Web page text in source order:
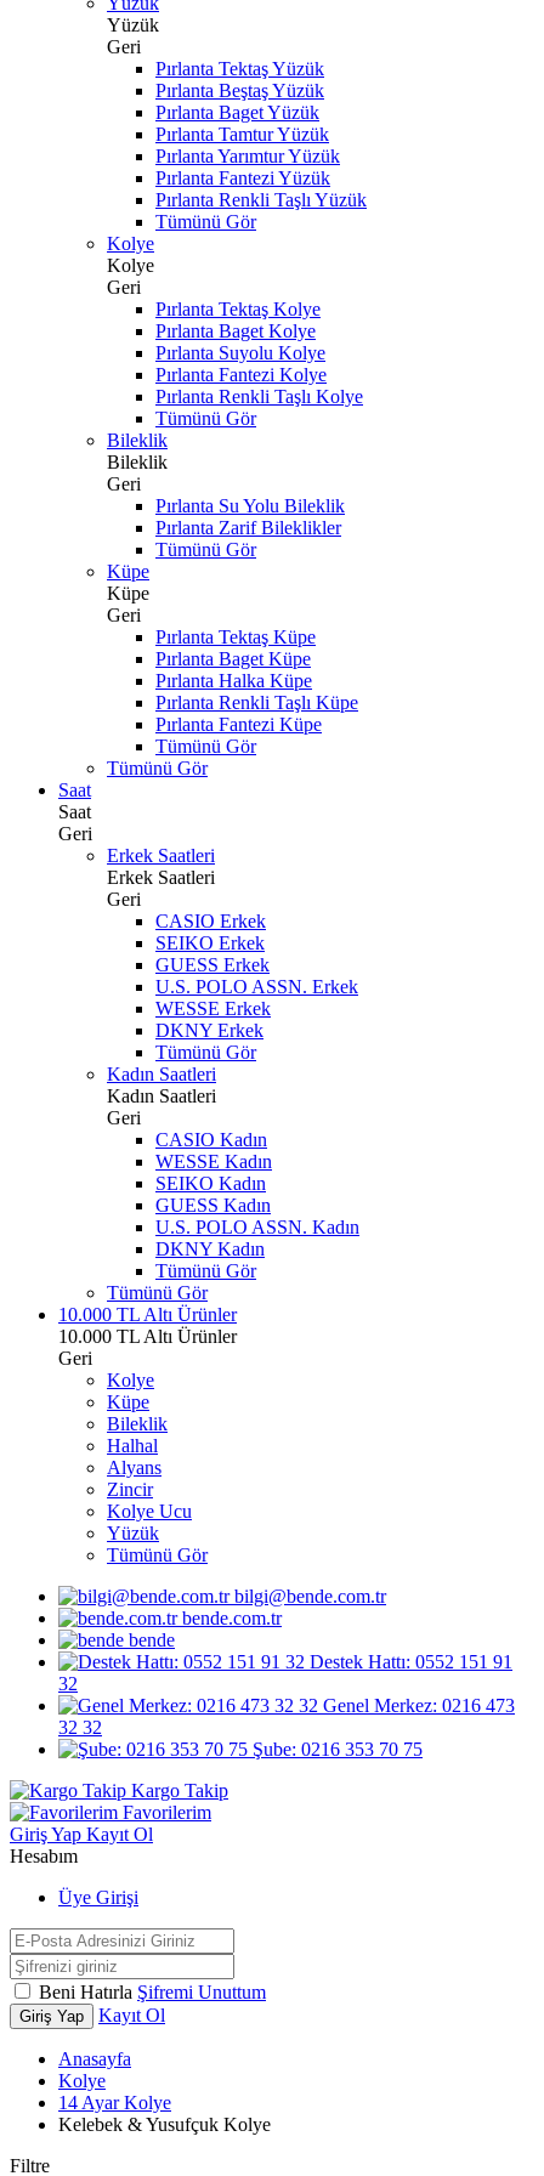
Yüzük
Geri
Pırlanta Tektaş Yüzük
Pırlanta Beştaş Yüzük
Pırlanta Baget Yüzük
Pırlanta Tamtur Yüzük
Pırlanta Yarımtur Yüzük
Pırlanta Fantezi Yüzük
Pırlanta Renkli Taşlı Yüzük
Tümünü Gör
Kolye
Kolye
Geri
Pırlanta Tektaş Kolye
Pırlanta Baget Kolye
Pırlanta Suyolu Kolye
Pırlanta Fantezi Kolye
Pırlanta Renkli Taşlı Kolye
Tümünü Gör
Bileklik
Bileklik
Geri
Pırlanta Su Yolu Bileklik
Pırlanta Zarif Bileklikler
Tümünü Gör
Küpe
Küpe
Geri
Pırlanta Tektaş Küpe
Pırlanta Baget Küpe
Pırlanta Halka Küpe
Pırlanta Renkli Taşlı Küpe
Pırlanta Fantezi Küpe
Tümünü Gör
Tümünü Gör
Saat
Saat
Geri
Erkek Saatleri
Erkek Saatleri
Geri
CASIO Erkek
SEIKO Erkek
GUESS Erkek
U.S. POLO ASSN. Erkek
WESSE Erkek
DKNY Erkek
Tümünü Gör
Kadın Saatleri
Kadın Saatleri
Geri
CASIO Kadın
WESSE Kadın
SEIKO Kadın
GUESS Kadın
U.S. POLO ASSN. Kadın
DKNY Kadın
Tümünü Gör
Tümünü Gör
10.000 TL Altı Ürünler
10.000 TL Altı Ürünler
Geri
Kolye
Küpe
Bileklik
Halhal
Alyans
Zincir
Kolye Ucu
Yüzük
Tümünü Gör
bilgi@bende.com.tr
bende.com.tr
bende
Destek Hattı: 0552 151 91
32
Genel Merkez: 0216 473
32 32
Şube: 0216 353 70 75
Kargo Takip
Favorilerim
Giriş Yap Kayıt Ol
Hesabım
Üye Girişi
Beni Hatırla Şifremi Unuttum
Giriş Yap Kayıt Ol
Anasayfa
Kolye
14 Ayar Kolye
Kelebek & Yusufçuk Kolye
Filtre